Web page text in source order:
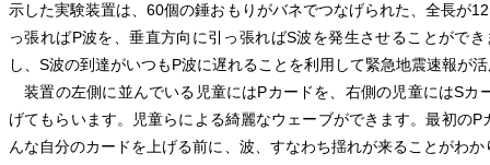
示した実験装置は、60個の錘おもりがバネでつなげられた、全長が
っ張ればP波を、垂直方向に引っ張ればS波を発生させることがで
し、S波の到達がいつもP波に遅れることを利用して緊急地震速報が
装置の左側に並んでいる児童にはPカードを、右側の児童にはSカ
げてもらいます。児童らによる綺麗なウェーブができます。最初の
んな自分のカードを上げる前に、波、すなわち揺れが来ることがわ